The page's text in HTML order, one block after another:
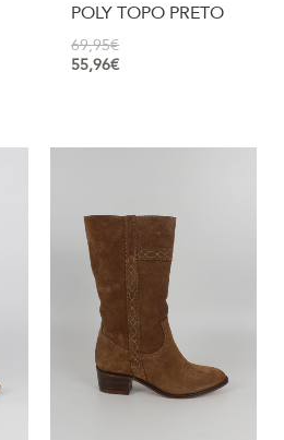
POLY TOPO PRETO
69,95€
55,96€